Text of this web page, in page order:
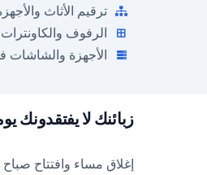
ترقيم الأثاث
الرفوف
الأجهزة والشاشات
زبائنك لا يفتقدونك
إغلاق مساء وافتتاح